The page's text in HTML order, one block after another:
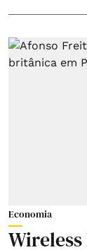
Economia
Wireless